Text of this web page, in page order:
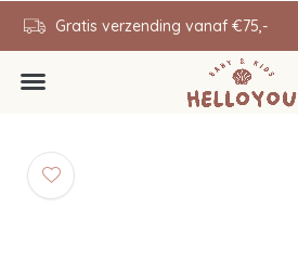
Gratis verzending vanaf €75,-